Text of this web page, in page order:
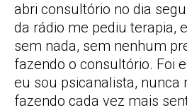
abri consultório no dia
da rádio me pediu terapia,
sem nada, sem nenhum
fazendo o consultório. Foi
eu sou psicanalista, nunca
fazendo cada vez mais